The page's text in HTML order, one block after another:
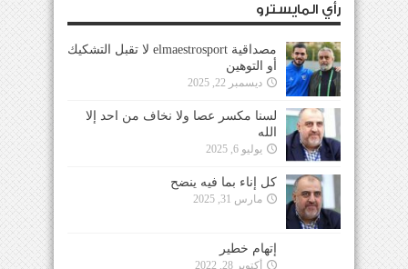
رأي المايسترو
مصداقية elmaestrosport لا تقبل التشكيك
أو التوهين
ديسمبر 22, 2025
لسنا مكسر عصا ولا نخاف من احد إلا
الله
يوليو 6, 2025
كل إناء بما فيه ينضح
مارس 31, 2025
إتهام خطير
أكتوبر 28, 2022